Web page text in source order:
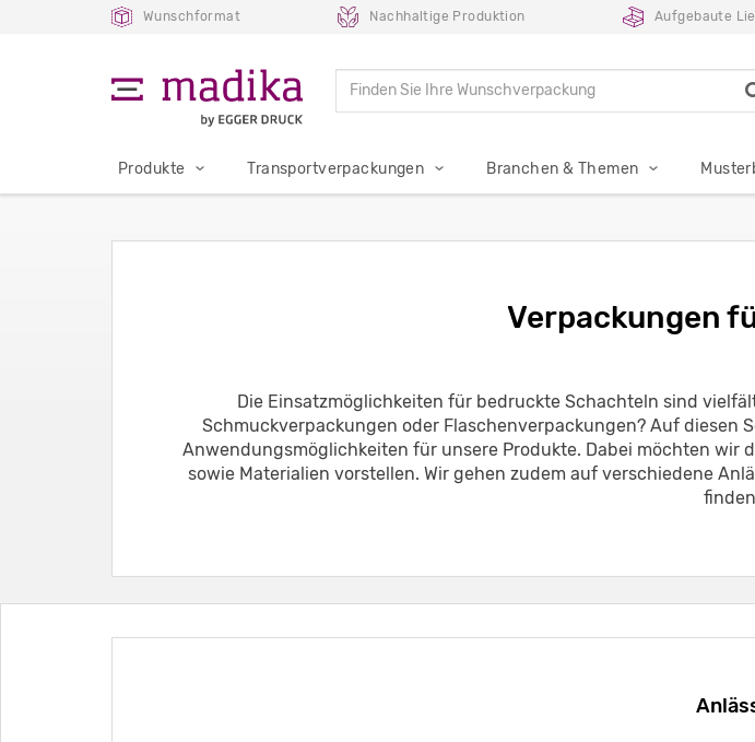
Wunschformat Nachhaltige Produktion Aufgebaute
Produkte Transportverpackungen Branchen & Themen
Verpackungen
Die Einsatzmöglichkeiten für bedruckte Schachteln sind
Schmuckverpackungen oder Flaschenverpackungen? Auf diesen
Anwendungsmöglichkeiten für unsere Produkte. Dabei möchten wir
sowie Materialien vorstellen. Wir gehen zudem auf verschiedene